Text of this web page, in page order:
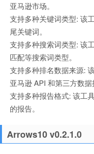
亚马逊市场。
支持多种关键词类型: 该
尾关键词。
支持多种搜索词类型: 该
匹配等搜索词类型。
支持多种排名数据来源:
亚马逊 API 和第三方数据
支持多种报告格式: 该工
的报告。
Arrows10 v0.2.1.0